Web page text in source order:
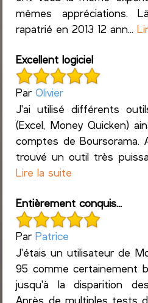
mêmes appréciations.
rapatrié en 2013 12 ann...
Excellent logiciel
ParOlivier
J'ai utilisé différents
(Excel, Money Quicken)
comptes de Boursorama.
trouvé un outil très
Lire la suite
Entièrement conquis...
ParPatrice
J'étais un utilisateur de
95 comme certainement
jusqu'à la disparition
Après de multiples tests